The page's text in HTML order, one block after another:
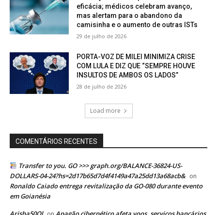
eficácia; médicos celebram avanço,
mas alertam para o abandono da
camisinha e o aumento de outras ISTs
29 de julho de 2026
PORTA-VOZ DE MILEI MINIMIZA CRISE
COM LULA E DIZ QUE “SEMPRE HOUVE
INSULTOS DE AMBOS OS LADOS”
28 de julho de 2026
Load more
COMENTÁRIOS RECENTES
Transfer to you. GO >>> graph.org/BALANCE-36824-US-
DOLLARS-04-24?hs=2d17b65d7d4f4149a47a25dd13a68acb& on
Ronaldo Caiado entrega revitalização da GO-080 durante evento
em Goianésia